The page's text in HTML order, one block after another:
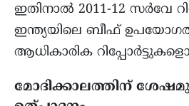
ഇതിനാൽ 2011-12 സർവേ
ഇന്ത്യയിലെ ബീഫ്
ആധികാരിക
മോദിക്കാലത്തിന്